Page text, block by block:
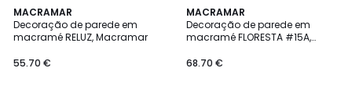
MACRAMAR
Decoração de parede em
macramé RELUZ, Macramar
55.70 €
MACRAMAR
Decoração de parede em
macramé FLORESTA #15A,
68.70 €
5
/
5